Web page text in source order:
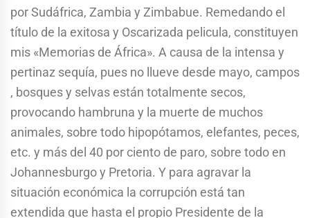
por Sudáfrica, Zambia y Zimbabue. Remedando el
título de la exitosa y Oscarizada pelicula, constituyen
mis «Memorias de África». A causa de la intensa y
pertinaz sequía, pues no llueve desde mayo, campos
, bosques y selvas están totalmente secos,
provocando hambruna y la muerte de muchos
animales, sobre todo hipopótamos, elefantes, peces,
etc. y más del 40 por ciento de paro, sobre todo en
Johannesburgo y Pretoria. Y para agravar la
situación económica la corrupción está tan
extendida que hasta el propio Presidente de la